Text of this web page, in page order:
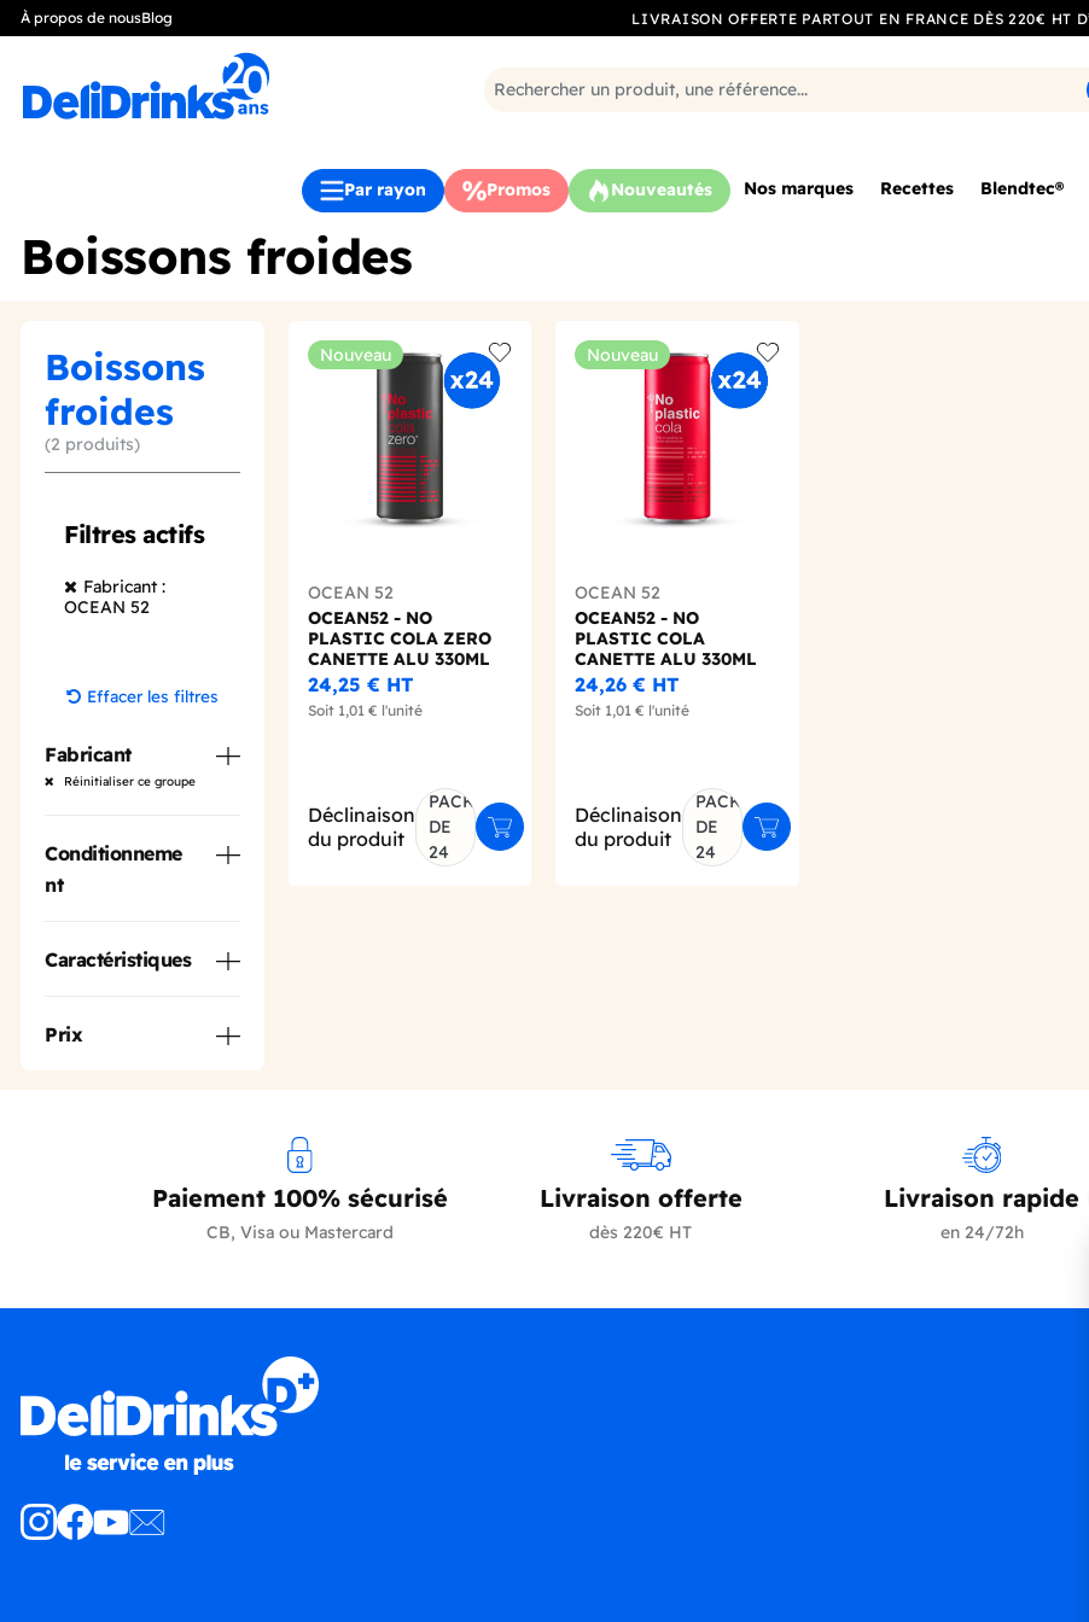
À propos de nousBlog LIVRAISON OFFERTE PARTOUT EN FRANCE DÈS 220€ HT
Par rayon Promos Nouveautés Nos marques Recettes Blendtec®
Boissons froides
Boissons
froides
(2 produits)
Filtres actifs
Fabricant :
OCEAN 52
Effacer les filtres
Fabricant
Réinitialiser ce groupe
Conditionneme
nt
Caractéristiques
Prix
Nouveau
Add to wishlist
OCEAN 52
OCEAN52 - NO
PLASTIC COLA ZERO
CANETTE ALU 330ML
X24
24,25 € HT
Soit 1,01 € l'unité
Déclinaison
du produit
PACK
DE
24
Ajouter au panier
Nouveau
Add to wishlist
OCEAN 52
OCEAN52 - NO
PLASTIC COLA
CANETTE ALU 330ML
X24
24,26 € HT
Soit 1,01 € l'unité
Déclinaison
du produit
PACK
DE
24
Ajouter au panier
Paiement 100% sécurisé
CB, Visa ou Mastercard
Livraison offerte
dès 220€ HT
Livraison rapide
en 24/72h